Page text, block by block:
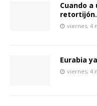
Cuando
viernes, 4
Eurabia
viernes, 4